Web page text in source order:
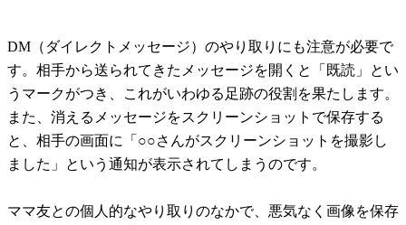
DM（ダイレクトメッセージ）のやり取りにも注意が必要で
す。相手から送られてきたメッセージを開くと「既読」とい
うマークがつき、これがいわゆる足跡の役割を果たします。
また、消えるメッセージをスクリーンショットで保存する
と、相手の画面に「○○さんがスクリーンショットを撮影し
ました」という通知が表示されてしまうのです。
ママ友との個人的なやり取りのなかで、悪気なく画像を保存